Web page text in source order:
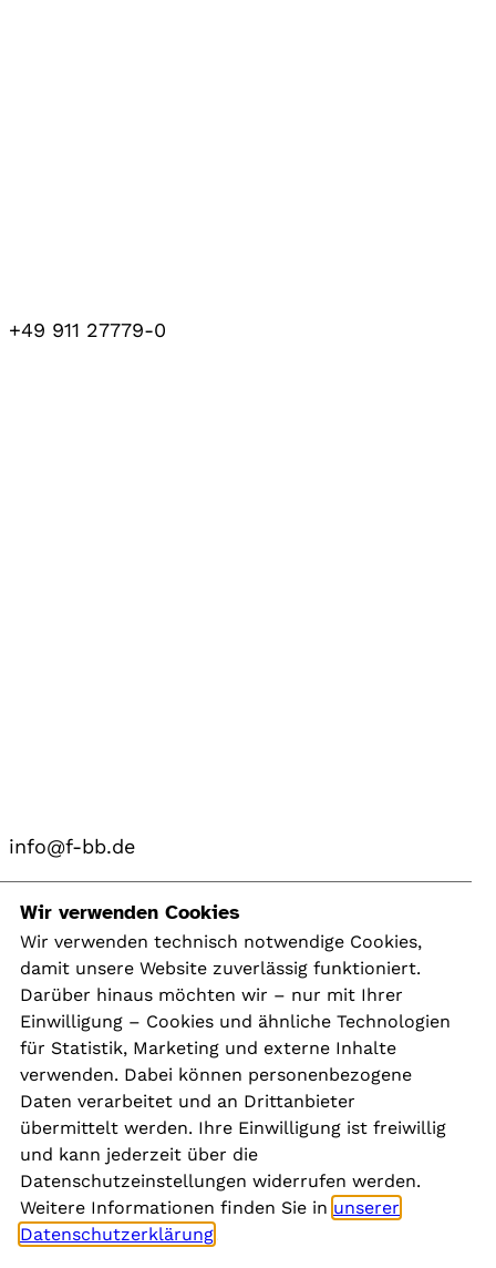
+49 911 27779-0
info@f-bb.de
Navigation
Kontakt
Presse
Aktuelles
Karriere
Newsletter
Social Media
Wir verwenden Cookies
Wir verwenden technisch notwendige Cookies,
damit unsere Website zuverlässig funktioniert.
Darüber hinaus möchten wir – nur mit Ihrer
Einwilligung – Cookies und ähnliche Technologien
für Statistik, Marketing und externe Inhalte
verwenden. Dabei können personenbezogene
Daten verarbeitet und an Drittanbieter
übermittelt werden. Ihre Einwilligung ist freiwillig
und kann jederzeit über die
Datenschutzeinstellungen widerrufen werden.
Weitere Informationen finden Sie in unserer
Datenschutzerklärung